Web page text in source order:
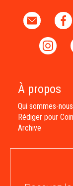
À propos
Qui sommes-
Rédiger pour
Archive